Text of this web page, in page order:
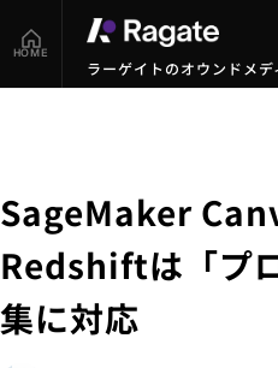
HOME
ラーゲイトのオウンドメデ
SageMaker
Redshiftは「プ
集に対応